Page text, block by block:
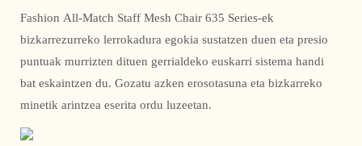
Fashion All-Match Staff Mesh Chair 635 Series-ek
bizkarrezurreko lerrokadura egokia sustatzen duen eta presio
puntuak murrizten dituen gerrialdeko euskarri sistema handi
bat eskaintzen du. Gozatu azken erosotasuna eta bizkarreko
minetik arintzea eserita ordu luzeetan.